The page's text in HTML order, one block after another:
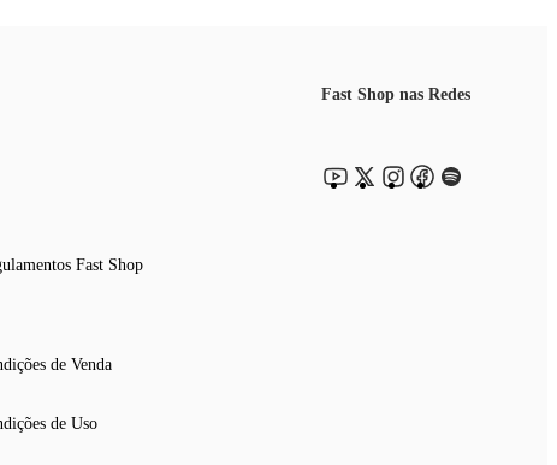
Fast Shop
de Venda
de Uso
Fast Shop nas Redes